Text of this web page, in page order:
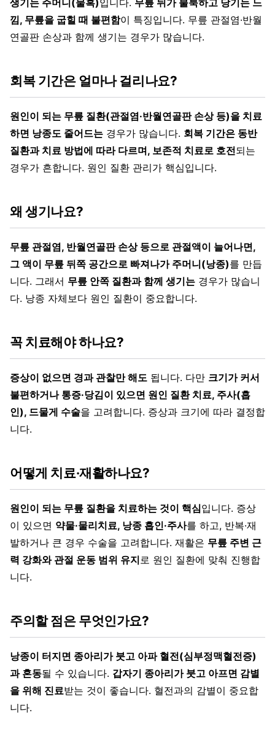
낌, 무릎을 굽힐 때 불편함이 특징입니다. 무릎 관절염·반월
연골판 손상과 함께 생기는 경우가 많습니다.
회복 기간은 얼마나 걸리나요?
원인이 되는 무릎 질환(관절염·반월연골판 손상 등)을 치료
하면 낭종도 줄어드는 경우가 많습니다. 회복 기간은 동반
질환과 치료 방법에 따라 다르며, 보존적 치료로 호전되는
경우가 흔합니다. 원인 질환 관리가 핵심입니다.
왜 생기나요?
무릎 관절염, 반월연골판 손상 등으로 관절액이 늘어나면,
그 액이 무릎 뒤쪽 공간으로 빠져나가 주머니(낭종)를 만듭
니다. 그래서 무릎 안쪽 질환과 함께 생기는 경우가 많습니
다. 낭종 자체보다 원인 질환이 중요합니다.
꼭 치료해야 하나요?
증상이 없으면 경과 관찰만 해도 됩니다. 다만 크기가 커서
불편하거나 통증·당김이 있으면 원인 질환 치료, 주사(흡
인), 드물게 수술을 고려합니다. 증상과 크기에 따라 결정합
니다.
어떻게 치료·재활하나요?
원인이 되는 무릎 질환을 치료하는 것이 핵심입니다. 증상
이 있으면 약물·물리치료, 낭종 흡인·주사를 하고, 반복·재
발하거나 큰 경우 수술을 고려합니다. 재활은 무릎 주변 근
력 강화와 관절 운동 범위 유지로 원인 질환에 맞춰 진행합
니다.
주의할 점은 무엇인가요?
낭종이 터지면 종아리가 붓고 아파 혈전(심부정맥혈전증)
과 혼동될 수 있습니다. 갑자기 종아리가 붓고 아프면 감별
을 위해 진료받는 것이 좋습니다. 혈전과의 감별이 중요합
니다.